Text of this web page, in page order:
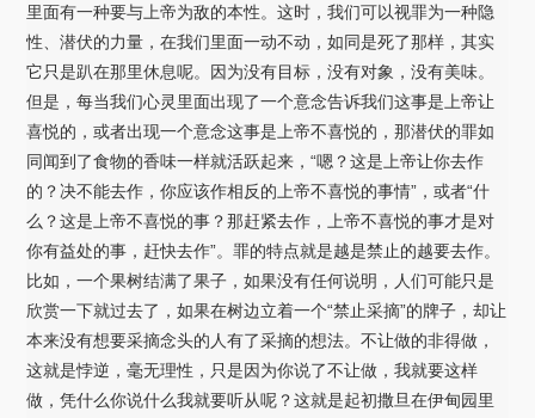
里面有一种要与上帝为敌的本性。这时，我们可以视罪为一种隐
性、潜伏的力量，在我们里面一动不动，如同是死了那样，其实
它只是趴在那里休息呢。因为没有目标，没有对象，没有美味。
但是，每当我们心灵里面出现了一个意念告诉我们这事是上帝让
喜悦的，或者出现一个意念这事是上帝不喜悦的，那潜伏的罪如
同闻到了食物的香味一样就活跃起来，“嗯？这是上帝让你去作
的？决不能去作，你应该作相反的上帝不喜悦的事情”，或者“什
么？这是上帝不喜悦的事？那赶紧去作，上帝不喜悦的事才是对
你有益处的事，赶快去作”。罪的特点就是越是禁止的越要去作。
比如，一个果树结满了果子，如果没有任何说明，人们可能只是
欣赏一下就过去了，如果在树边立着一个“禁止采摘”的牌子，却让
本来没有想要采摘念头的人有了采摘的想法。不让做的非得做，
这就是悖逆，毫无理性，只是因为你说了不让做，我就要这样
做，凭什么你说什么我就要听从呢？这就是起初撒旦在伊甸园里